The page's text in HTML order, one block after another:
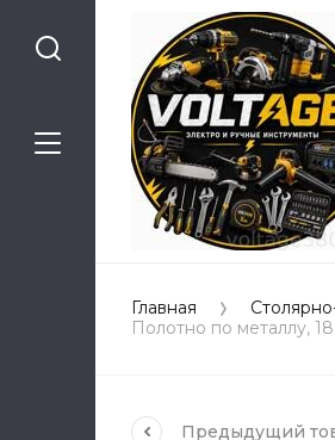
Главная
Полотно по металлу,
Предыдущий